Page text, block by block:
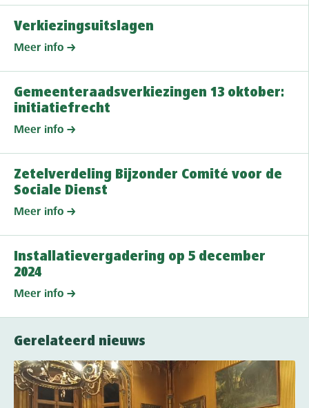
Verkiezingsuitslagen
Meer info
Gemeenteraadsverkiezingen 13 oktober:
initiatiefrecht
Meer info
Zetelverdeling Bijzonder Comité voor de
Sociale Dienst
Meer info
Installatievergadering op 5 december
2024
Meer info
Gerelateerd nieuws